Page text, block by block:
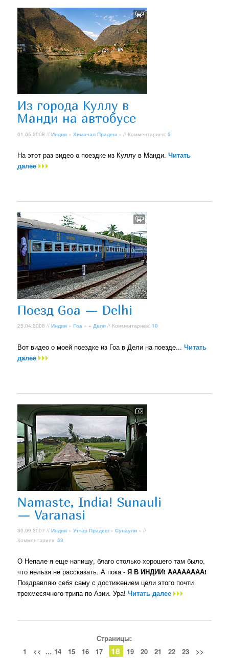
Из города Куллу в
Манди на автобусе
01.05.2008 //Индия »Химачал Прадеш » // Комментариев:5
На этот раз видео о поездке из Куллу в Манди.Читать
далее
Поезд Goa — Delhi
25.04.2008 //Индия »Гоа » +Дели // Комментариев:10
Вот видео о моей поездке из Гоа в Дели на поезде...Читать
далее
Namaste, India! Sunauli
— Varanasi
30.09.2007 //Индия »Уттар Прадеш »Сунаули » //
Комментариев:53
О Непале я еще напишу, благо столько хорошего там было,
что нельзя не рассказать. А пока -Я В ИНДИИ! АААААААА!
Поздравляю себя саму с достижением цели этого почти
трехмесячного трипа по Азии. Ура!Читать далее
Страницы:
1
<< ... 14 15 16 17 18 19 20 21 22 23 >>